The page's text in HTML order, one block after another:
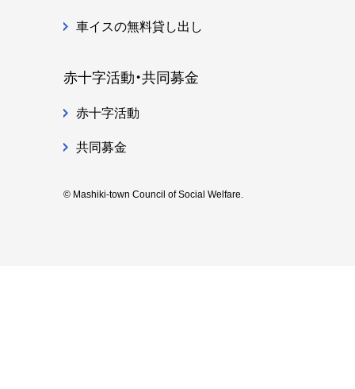
車イスの無料貸し出し
赤十字活動・共同募金
赤十字活動
共同募金
© Mashiki-town Council of Social Welfare.